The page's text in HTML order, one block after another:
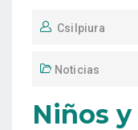
Csilpiura
Noticias
Niños